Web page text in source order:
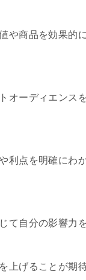
や商品を効果的
オーディエンス
点を明確にわ
て自分の影響力
上げることが期